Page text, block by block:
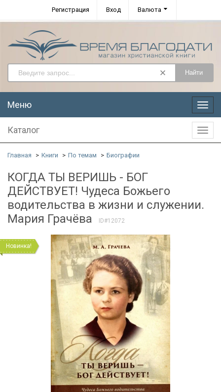
Регистрация Вход Валюта
Найти
Меню
Меню
Каталог
Главная Книги По темам Биографии
КОГДА ТЫ ВЕРИШЬ - БОГ
ДЕЙСТВУЕТ! Чудеса Божьего
водительства в жизни и служении.
Мария Грачёва
ID#12072
Новинка!